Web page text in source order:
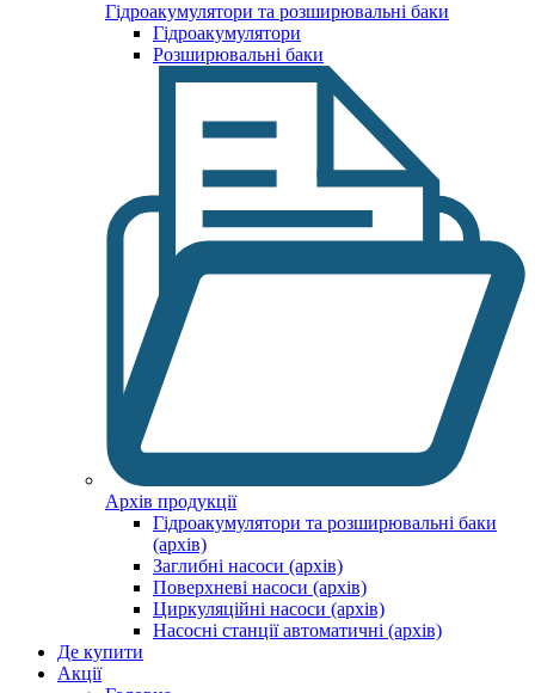
Гідроакумулятори та розширювальні баки
Гідроакумулятори
Розширювальні баки
Архів продукції
Гідроакумулятори та розширювальні баки
(архів)
Заглибні насоси (архів)
Поверхневі насоси (архів)
Циркуляційні насоси (архів)
Насосні станції автоматичні (архів)
Де купити
Акції